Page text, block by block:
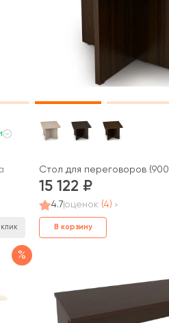
клик
Стол для переговоров
15 122
4.7оценок (4)
В корзину
%